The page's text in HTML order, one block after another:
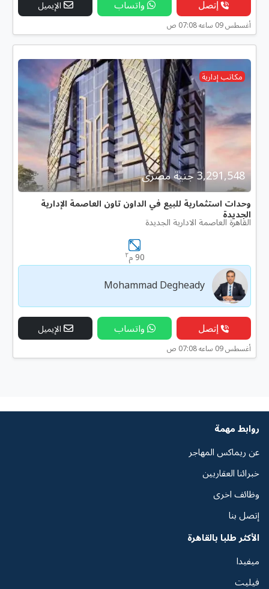
إتصل واتساب الإيميل
أغسطس 09 ساعه 07:08 ص
مكاتب إدارية
3,291,548 جنية مصرى
وحدات استثمارية للبيع في الداون تاون العاصمة الإدارية
الجديدة
القاهرة العاصمة الادارية الجديدة
90 م ٢
Mohammad Degheady
إتصل واتساب الإيميل
أغسطس 09 ساعه 07:08 ص
روابط مهمة
عن ريماكس المهاجر
خبرائنا العقاريين
وظائف اخرى
إتصل بنا
الأكثر طلبا بالقاهرة
ميفيدا
فيليت